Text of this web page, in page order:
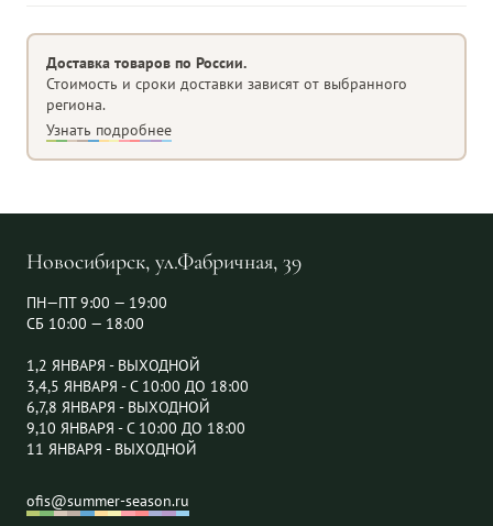
Доставка товаров по России.
Стоимость и сроки доставки зависят от выбранного
региона.
Узнать подробнее
Новосибирск, ул.Фабричная, 39
ПН—ПТ 9:00 — 19:00
СБ 10:00 — 18:00
1,2 ЯНВАРЯ - ВЫХОДНОЙ
3,4,5 ЯНВАРЯ - С 10:00 ДО 18:00
6,7,8 ЯНВАРЯ - ВЫХОДНОЙ
9,10 ЯНВАРЯ - С 10:00 ДО 18:00
11 ЯНВАРЯ - ВЫХОДНОЙ
ofis@summer-season.ru